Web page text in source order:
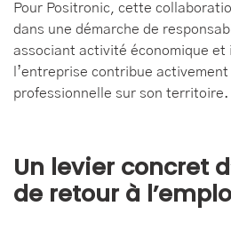
Pour Positronic, cette
dans une démarche de
associant activité économique et
l’entreprise contribue activement
professionnelle sur son territoire.
Un levier concret
de retour à